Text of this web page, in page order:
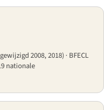
2008, 2018) · BFECL
nationale